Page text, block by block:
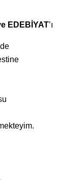
EDEBİYAT’ı